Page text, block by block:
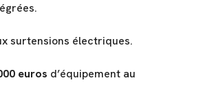
surtensions électriques.
euros d’équipement au